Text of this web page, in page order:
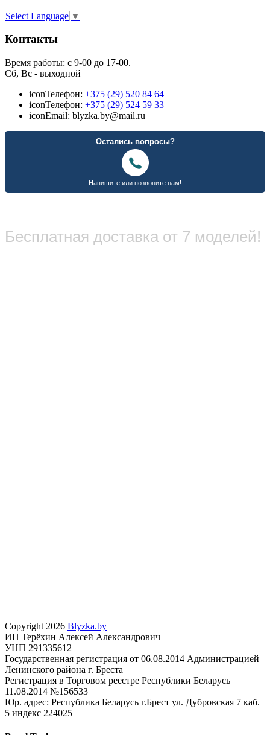
Select Language ▼
Контакты
Время работы: с 9-00 до 17-00.
Сб, Вс - выходной
iconТелефон: +375 (29) 520 84 64
iconТелефон: +375 (29) 524 59 33
iconEmail: blyzka.by@mail.ru
Бесплатная доставка от 7 моделей!
Copyright 2026 Blyzka.by
ИП Терёхин Алексей Александрович
УНП 291335612
Государственная регистрация от 06.08.2014 Администрацией
Ленинского района г. Бреста
Регистрация в Торговом реестре Республики Беларусь
11.08.2014 №156533
Юр. адрес: Республика Беларусь г.Брест ул. Дубровская 7 каб.
5 индекс 224025